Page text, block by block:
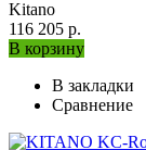
Kitano
116 205 р.
В корзину
В закладки
Сравнение